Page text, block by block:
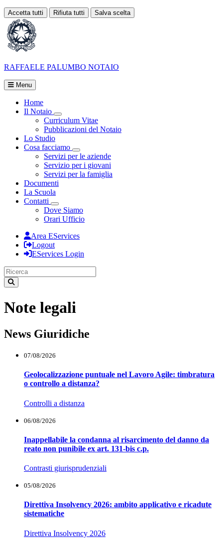
Accetta tutti Rifiuta tutti Salva scelta
Loading...
RAFFAELE PALUMBO NOTAIO
Menu
Home
Il Notaio
Toggle Dropdown
Curriculum Vitae
Pubblicazioni del Notaio
Lo Studio
Cosa facciamo
Toggle Dropdown
Servizi per le aziende
Servizio per i giovani
Servizi per la famiglia
Documenti
La Scuola
Contatti
Toggle Dropdown
Dove Siamo
Orari Ufficio
Area EServices
Logout
EServices Login
Note legali
News Giuridiche
07/08/2026
Geolocalizzazione puntuale nel Lavoro Agile: timbratura
o controllo a distanza?
Controlli a distanza
06/08/2026
Inappellabile la condanna al risarcimento del danno da
reato non punibile ex art. 131-bis c.p.
Contrasti giurisprudenziali
05/08/2026
Direttiva Insolvency 2026: ambito applicativo e ricadute
sistematiche
Direttiva Insolvency 2026